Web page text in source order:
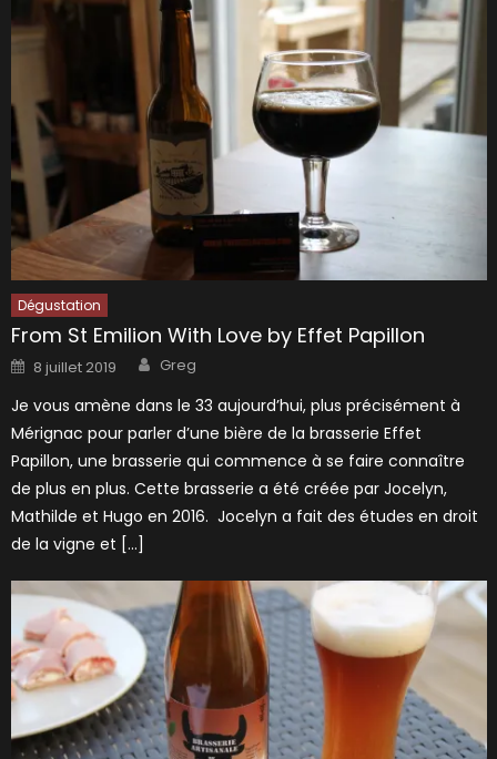
Dégustation
From St Emilion With Love by Effet Papillon
Posted
on
8 juillet 2019 Author
Greg
Je vous amène dans le 33 aujourd’hui, plus précisément à
Mérignac pour parler d’une bière de la brasserie Effet
Papillon, une brasserie qui commence à se faire connaître
de plus en plus. Cette brasserie a été créée par Jocelyn,
Mathilde et Hugo en 2016. Jocelyn a fait des études en droit
de la vigne et […]